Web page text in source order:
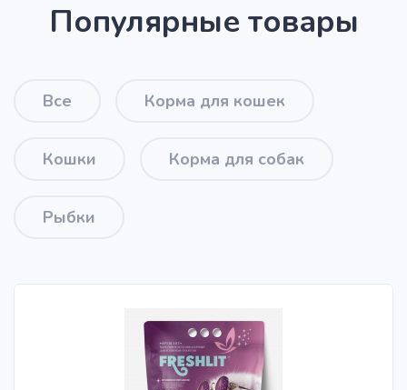
Популярные товары
Все Корма для кошек
Кошки Корма для собак
Рыбки